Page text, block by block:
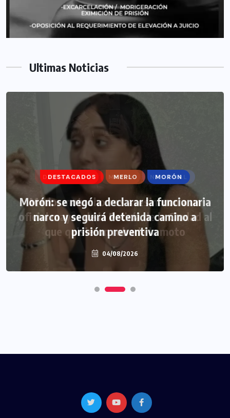
Ultimas Noticias
DESTACADOS MERLO MORÓN
Morón: se negó a declarar la funcionaria
narco y seguirá detenida camino a
prisión preventiva
04/08/2026